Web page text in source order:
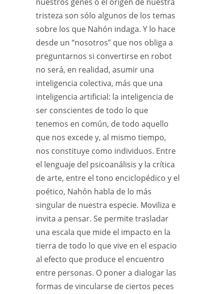
tristeza son sólo algunos de los temas
sobre los que Nahón indaga. Y lo hace
desde un “nosotros” que nos obliga a
preguntarnos si convertirse en robot
no será, en realidad, asumir una
inteligencia colectiva, más que una
inteligencia artificial: la inteligencia de
ser conscientes de todo lo que
tenemos en común, de todo aquello
que nos excede y, al mismo tiempo,
nos constituye como individuos. Entre
el lenguaje del psicoanálisis y la crítica
de arte, entre el tono enciclopédico y el
poético, Nahón habla de lo más
singular de nuestra especie. Moviliza e
invita a pensar. Se permite trasladar
una escala que mide el impacto en la
tierra de todo lo que vive en el espacio
al efecto que produce el encuentro
entre personas. O poner a dialogar las
formas de vincularse de ciertos peces